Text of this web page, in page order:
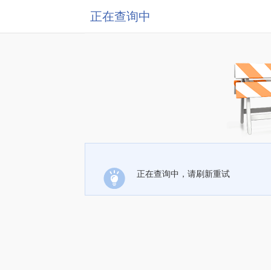
正在查询中
正在查询中，请刷新重试